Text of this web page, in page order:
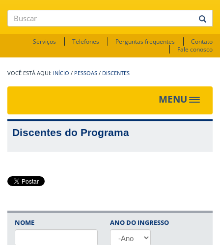
Buscar
Serviços Telefones Perguntas frequentes
Contato
Fale conosco
INÍCIO / PESSOAS / DISCENTES
MENU
Toggle
Discentes do Programa
NOME ANO DO INGRESSO